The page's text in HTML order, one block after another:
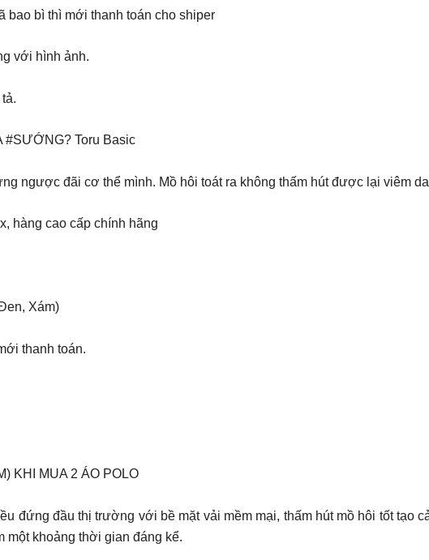
bao bì thì mới thanh toán cho shiper
với hình ảnh.
#SƯỚNG? Toru Basic
ngược đãi cơ thể mình. Mồ hôi toát ra không thấm hút được lại viêm
hàng cao cấp chính hãng
Xám)
thanh toán.
KHI MUA 2 ÁO POLO
đứng đầu thị trường với bề mặt vải mềm mại, thấm hút mồ hôi tốt tạo
một khoảng thời gian đáng kể.